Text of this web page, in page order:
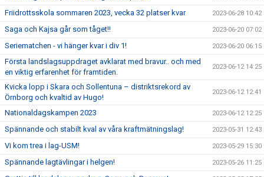
Friidrottsskola sommaren 2023, vecka 32 platser kvar 2023-06-28 10:42
Saga och Kajsa går som tåget!! 2023-06-20 07:02
Seriematchen - vi hänger kvar i div 1! 2023-06-20 06:15
Första landslagsuppdraget avklarat med bravur.. och med
en viktig erfarenhet för framtiden.
2023-06-12 14:25
Kvicka lopp i Skara och Sollentuna – distriktsrekord av
Örnborg och kvaltid av Hugo!
2023-06-12 12:41
Nationaldagskampen 2023 2023-06-12 12:25
Spännande och stabilt kval av våra kraftmätningslag! 2023-05-31 12:43
Vi kom trea i lag-USM! 2023-05-29 15:30
Spännande lagtävlingar i helgen! 2023-05-26 11:25